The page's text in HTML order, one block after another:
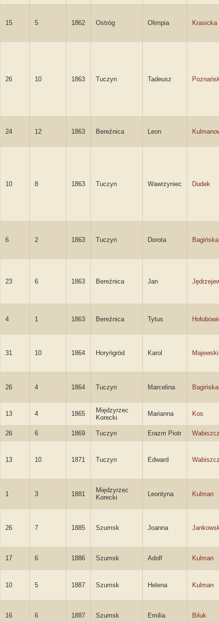
15 5 1862 Ostróg Olimpia Krasicka
26 10 1863 Tuczyn Tadeusz
24 12 1863 Bereźnica Leon
10 8 1863 Tuczyn Wawrzyniec Dudek
6 2 1863 Tuczyn Dorota Bagińska
23 6 1863 Bereźnica Jan
4 1 1863 Bereźnica Tytus
31 10 1864 Horyńgród Karol Majewski
26 4 1864 Tuczyn Marcelina Bagińska
13 4 1865
Międzyrzec
Korecki
Marianna Kos
26 6 1869 Tuczyn Erazm Piotr
13 10 1871 Tuczyn Edward
1 3 1881
Międzyrzec
Korecki
Leontyna Kulman
26 7 1885 Szumsk Joanna
17 6 1886 Szumsk Adolf Kulman
10 5 1887 Szumsk Helena Kulman
16 6 1887 Szumsk Emilia Biluk